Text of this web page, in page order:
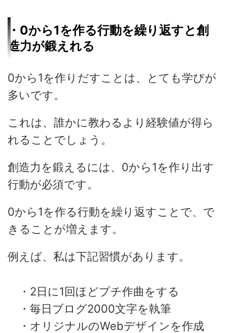
・0から1を作る行動を繰り返すと創
造力が鍛えれる
0から1を作りだすことは、とても学びが
多いです。
これは、誰かに教わるより経験値が得ら
れることでしょう。
創造力を鍛えるには、0から1を作り出す
行動が必須です。
0から1を作る行動を繰り返すことで、で
きることが増えます。
例えば、私は下記習慣があります。
・2日に1回ほどプチ作曲をする
・毎日ブログ2000文字を執筆
・オリジナルのWebデザインを作成